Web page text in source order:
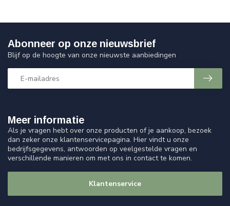
Meer informatie
Als je vragen hebt over onze producten of je aankoop, bezoek
dan zeker onze klantenservicepagina. Hier vindt u onze
bedrijfsgegevens, antwoorden op veelgestelde vragen en
verschillende manieren om met ons in contact te komen.
Klantenservice
Abonneer op onze nieuwsbrief
Blijf op de hoogte van onze nieuwste aanbiedingen